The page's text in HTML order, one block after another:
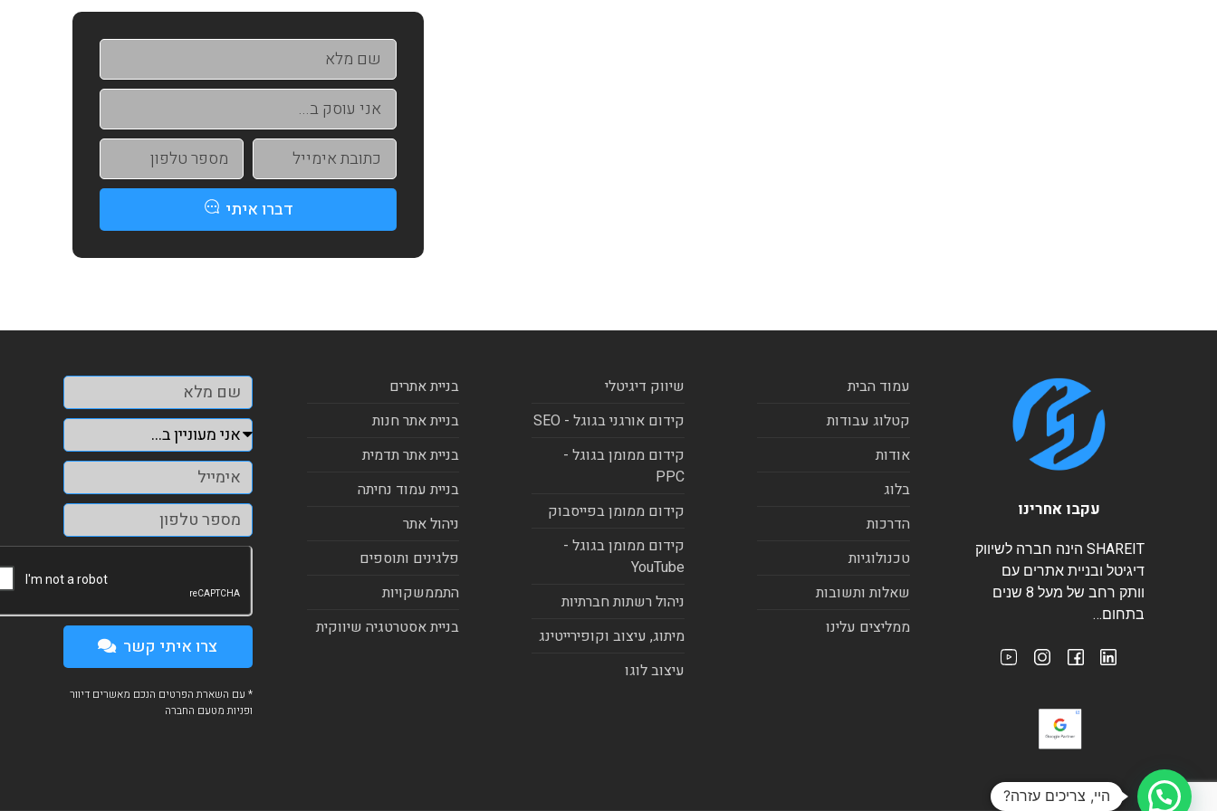
דברו איתי
עקבו אחרינו
SHAREIT הינה חברה לשיווק
דיגיטל ובניית אתרים עם
וותק רחב של מעל 8 שנים
בתחום…
עמוד הבית
קטלוג עבודות
אודות
בלוג
הדרכות
טכנולוגיות
שאלות ותשובות
ממליצים עלינו
שיווק דיגיטלי
קידום אורגני בגוגל - SEO
קידום ממומן בגוגל -
PPC
קידום ממומן בפייסבוק
קידום ממומן בגוגל -
YouTube
ניהול רשתות חברתיות
מיתוג, עיצוב וקופירייטינג
עיצוב לוגו
בניית אתרים
בניית אתר חנות
בניית אתר תדמית
בניית עמוד נחיתה
ניהול אתר
פלגינים ותוספים
התממשקויות
בניית אסטרטגיה שיווקית
צרו איתי קשר
* עם השארת הפרטים הנכם מאשרים דיוור
ופניות מטעם החברה
היי, צריכים עזרה?